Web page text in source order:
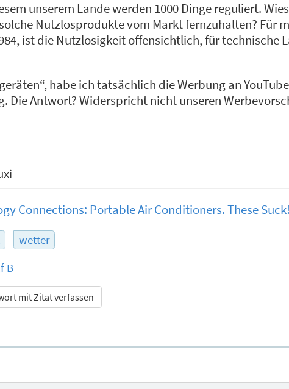
unserem Lande werden 1000 Dinge reguliert.
Nutzlosprodukte vom Markt fernzuhalten? Für
ist die Nutzlosigkeit offensichtlich, für technische
habe ich tatsächlich die Werbung an
Die Antwort? Widerspricht nicht unseren
Connections: Portable Air Conditioners. These Suck!
wetter
B
mit Zitat verfassen